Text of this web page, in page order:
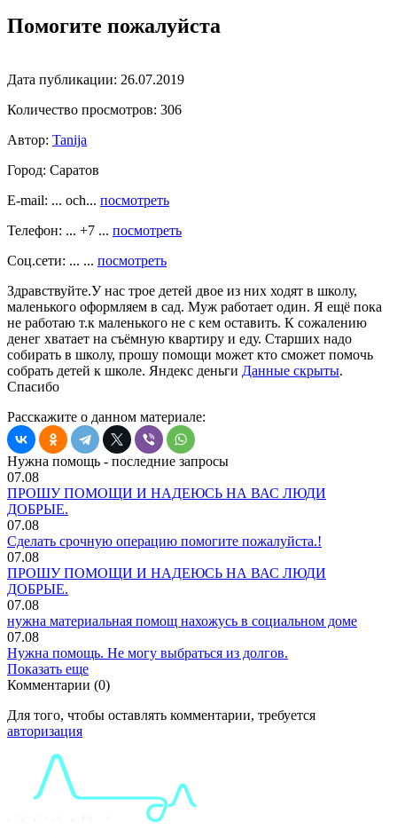
Помогите пожалуйста
Дата публикации: 26.07.2019
Количество просмотров: 306
Автор: Tanija
Город: Саратов
E-mail: ... och... посмотреть
Телефон: ... +7 ... посмотреть
Соц.сети: ... ... посмотреть
Здравствуйте.У нас трое детей двое из них ходят в школу,
маленького оформляем в сад. Муж работает один. Я ещё пока
не работаю т.к маленького не с кем оставить. К сожалению
денег хватает на съёмную квартиру и еду. Старших надо
собирать в школу, прошу помощи может кто сможет помочь
собрать детей к школе. Яндекс деньги Данные скрыты.
Спасибо
Расскажите о данном материале:
Нужна помощь - последние запросы
07.08
ПРОШУ ПОМОЩИ И НАДЕЮСЬ НА ВАС ЛЮДИ
ДОБРЫЕ.
07.08
Сделать срочную операцию помогите пожалуйста.!
07.08
ПРОШУ ПОМОЩИ И НАДЕЮСЬ НА ВАС ЛЮДИ
ДОБРЫЕ.
07.08
нужна материальная помощ нахожусь в социальном доме
07.08
Нужна помощь. Не могу выбраться из долгов.
Показать еще
Комментарии (0)
Для того, чтобы оставлять комментарии, требуется
авторизация